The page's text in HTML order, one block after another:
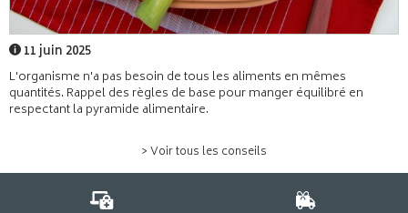
11 juin 2025
L'organisme n'a pas besoin de tous les aliments en mêmes
quantités. Rappel des règles de base pour manger équilibré en
respectant la pyramide alimentaire.
> Voir tous les conseils